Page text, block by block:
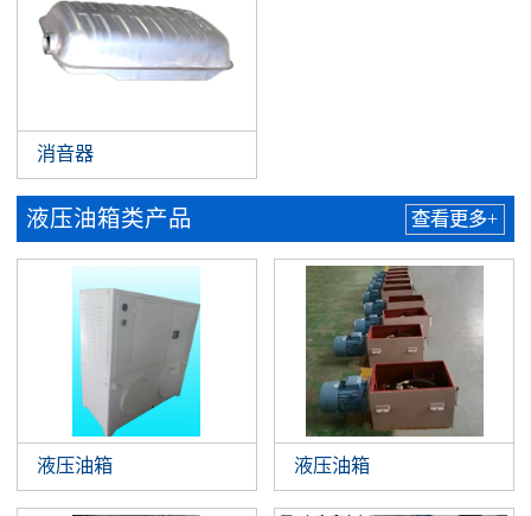
消音器
液压油箱类产品 查看更多+
液压油箱 液压油箱